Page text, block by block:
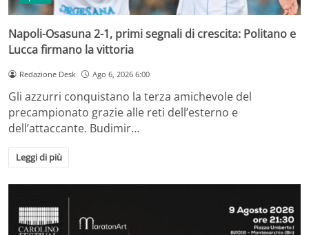
Napoli-Osasuna 2-1, primi segnali di crescita: Politano e
Lucca firmano la vittoria
Redazione Desk Ago 6, 2026 6:00
Gli azzurri conquistano la terza amichevole del
precampionato grazie alle reti dell’esterno e
dell’attaccante. Budimir…
Leggi di più